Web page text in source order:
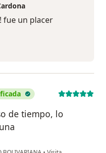
fue un placer
de tiempo, lo